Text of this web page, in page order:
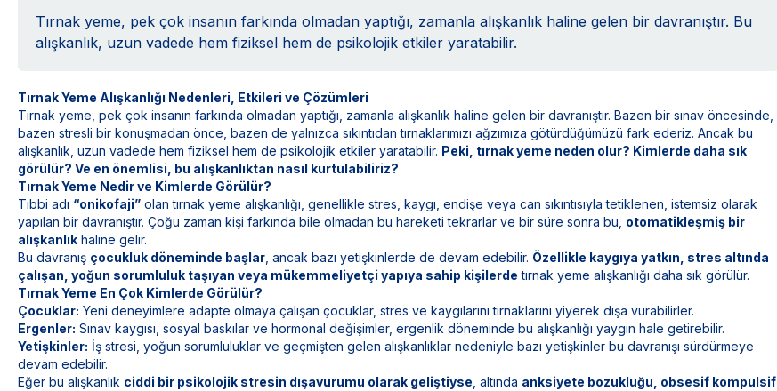
Tırnak yeme, pek çok insanın farkında olmadan yaptığı, zamanla alışkanlık haline gelen bir davranıştır. Bu
alışkanlık, uzun vadede hem fiziksel hem de psikolojik etkiler yaratabilir.
Tırnak Yeme Alışkanlığı Nedenleri, Etkileri ve Çözümleri
Tırnak yeme, pek çok insanın farkında olmadan yaptığı, zamanla alışkanlık haline gelen bir davranıştır. Bazen bir sınav öncesinde,
bazen stresli bir konuşmadan önce, bazen de yalnızca sıkıntıdan tırnaklarımızı ağzımıza götürdüğümüzü fark ederiz. Ancak bu
alışkanlık, uzun vadede hem fiziksel hem de psikolojik etkiler yaratabilir. Peki, tırnak yeme neden olur? Kimlerde daha sık
görülür? Ve en önemlisi, bu alışkanlıktan nasıl kurtulabiliriz?
Tırnak Yeme Nedir ve Kimlerde Görülür?
Tıbbi adı “onikofaji” olan tırnak yeme alışkanlığı, genellikle stres, kaygı, endişe veya can sıkıntısıyla tetiklenen, istemsiz olarak
yapılan bir davranıştır. Çoğu zaman kişi farkında bile olmadan bu hareketi tekrarlar ve bir süre sonra bu, otomatikleşmiş bir
alışkanlık haline gelir.
Bu davranış çocukluk döneminde başlar , ancak bazı yetişkinlerde de devam edebilir. Özellikle kaygıya yatkın, stres altında
çalışan, yoğun sorumluluk taşıyan veya mükemmeliyetçi yapıya sahip kişilerde tırnak yeme alışkanlığı daha sık görülür.
Tırnak Yeme En Çok Kimlerde Görülür?
Çocuklar: Yeni deneyimlere adapte olmaya çalışan çocuklar, stres ve kaygılarını tırnaklarını yiyerek dışa vurabilirler.
Ergenler: Sınav kaygısı, sosyal baskılar ve hormonal değişimler, ergenlik döneminde bu alışkanlığı yaygın hale getirebilir.
Yetişkinler: İş stresi, yoğun sorumluluklar ve geçmişten gelen alışkanlıklar nedeniyle bazı yetişkinler bu davranışı sürdürmeye
devam edebilir.
Eğer bu alışkanlık ciddi bir psikolojik stresin dışavurumu olarak geliştiyse , altında anksiyete bozukluğu, obsesif kompulsif